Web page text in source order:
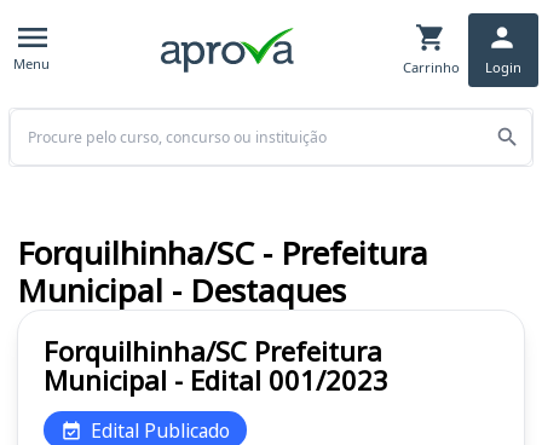
Menu Carrinho Login
Buscar
Forquilhinha/SC Prefeitura
Municipal - Edital 001/2023
Edital Publicado
Forquilhinha/SC - Prefeitura
Municipal - Destaques